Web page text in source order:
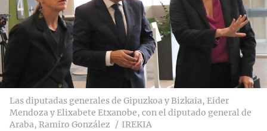
Las diputadas generales de Gipuzkoa y Bizkaia, Eider
Mendoza y Elixabete Etxanobe, con el diputado general de
Araba, Ramiro González
IREKIA